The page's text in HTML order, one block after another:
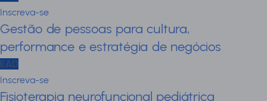
Inscreva-se
Gestão de pessoas para cultura,
performance e estratégia de negócios
EAD
Inscreva-se
Fisioterapia neurofuncional pediátrica